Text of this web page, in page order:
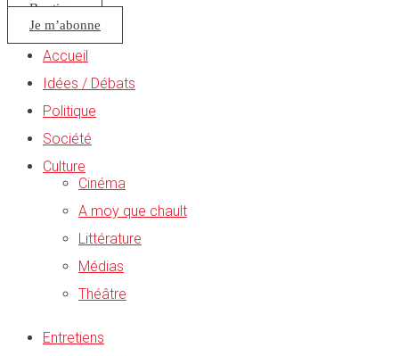
Boutique
Je m’abonne
Accueil
Idées / Débats
Politique
Société
Culture
Cinéma
A moy que chault
Littérature
Médias
Théâtre
Entretiens